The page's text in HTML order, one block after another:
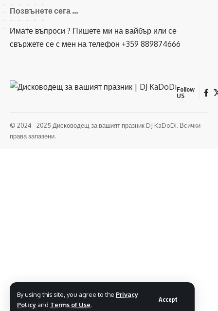
By using this site, you agree to the Privacy
Policy and Terms of Use.
Accept
Позвънете сега …
Имате въпроси ? Пишете ми на вайбър или се
свържете се с мен на телефон +359 889874666
Follow
US
© 2024 - 2025 Дисководещ за вашият празник DJ KaDoDi. Всички
права запазени.